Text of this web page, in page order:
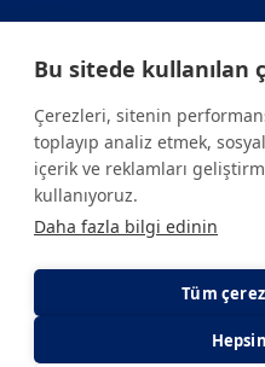
Linkedin
Sitede yer alan tüm içerikler
Sağlığınızla ilgili sorularınız
kuruluşuna başvurunuz.
Gizlilik ve Çerez Politikası
Bu sitede kullanılan
Çerezleri, sitenin
toplayıp analiz etmek,
içerik ve reklamları
kullanıyoruz.
Daha fazla bilgi edinin
Tüm